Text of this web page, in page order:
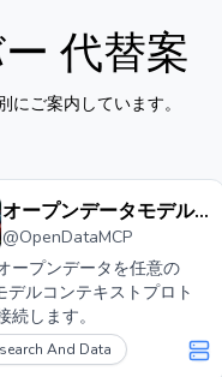
代替案
ご案内しています。
オープンデータモデル
コンテキストプロトコ
ル
@OpenDataMCP
ープンデータを任意の
デルコンテキストプロト
続します。
And Data